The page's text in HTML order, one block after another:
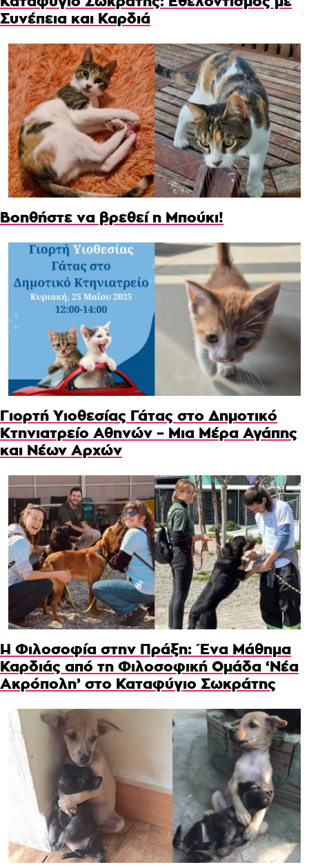
Συνέπεια και Καρδιά
Βοηθήστε να βρεθεί η Μπούκι!
Γιορτή Υιοθεσίας Γάτας στο Δημοτικό
Κτηνιατρείο Αθηνών – Μια Μέρα Αγάπης
και Νέων Αρχών
Η Φιλοσοφία στην Πράξη: Ένα Μάθημα
Καρδιάς από τη Φιλοσοφική Ομάδα ‘Νέα
Ακρόπολη’ στο Καταφύγιο Σωκράτης